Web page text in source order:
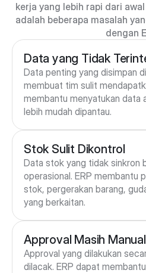
kerja yang lebih rapi dari
adalah beberapa masalah
dengan
Data yang Tidak
Data penting yang disimpan
membuat tim sulit
membantu menyatukan data
lebih mudah dipantau.
Stok Sulit Dikontrol
Data stok yang tidak sinkron
operasional. ERP membantu
stok, pergerakan barang,
yang berkaitan.
Approval Masih Manual
Approval yang dilakukan
dilacak. ERP dapat